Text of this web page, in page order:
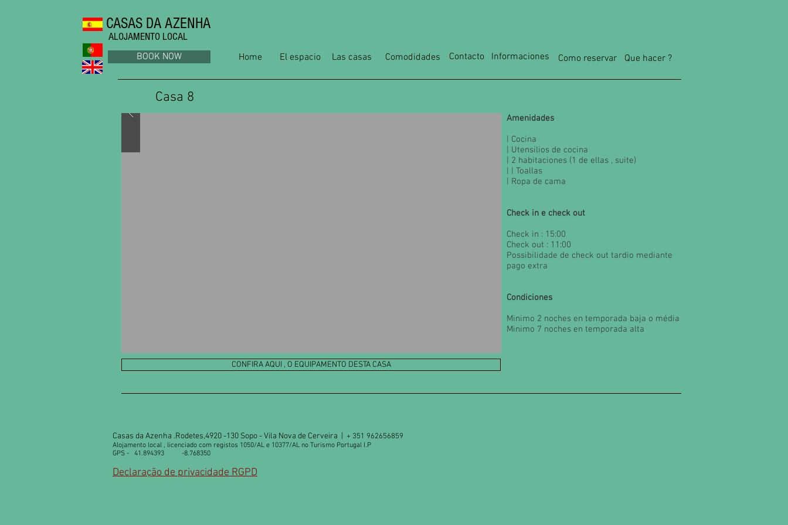
CASAS DA AZENHA
ALOJAMENTO LOCAL
BOOK NOW Home El espacio Las casas Comodidades Contacto Informaciones Como reservar Que hacer ?
Casa 8
Amenidades
| Cocina
| Utensilios de cocina
| 2 habitaciones (1 de ellas , suite)
| | Toallas
| Ropa de cama
Check in e check out
Check in : 15:00
Check out : 11:00
Possibilidade de check out tardio mediante
pago extra
Condiciones
Minimo 2 noches en temporada baja o média
Minimo 7 noches en temporada alta
CONFIRA AQUI , O EQUIPAMENTO DESTA CASA
Casas da Azenha .Rodetes,4920 -130 Sopo - Vila Nova de Cerveira | + 351 962656859
Alojamento local , licenciado com registos 1050/AL e 10377/AL no Turismo Portugal I.P
GPS - 41.894393 -8.768350
Declaração de privacidade RGPD